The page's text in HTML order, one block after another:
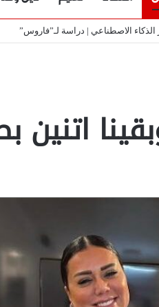
| فيديو
اتنين